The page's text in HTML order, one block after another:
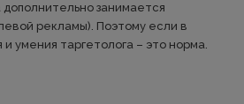
занимается
рекламы). Поэтому если в
и умения таргетолога – это норма.